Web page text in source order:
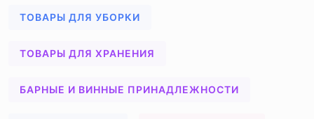
ТОВАРЫ ДЛЯ УБОРКИ
ТОВАРЫ ДЛЯ ХРАНЕНИЯ
БАРНЫЕ И ВИННЫЕ ПРИНАДЛЕЖНОСТИ